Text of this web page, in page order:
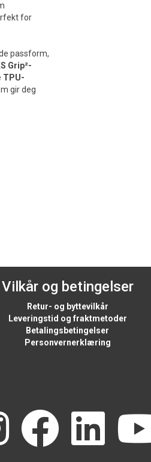
for
passform,
Grip²-
TPU-
gir deg
Vilkår og betingelser
Retur- og byttevilkår
Leveringstid og fraktmetoder
Betalingsbetingelser
Personvernerklæring